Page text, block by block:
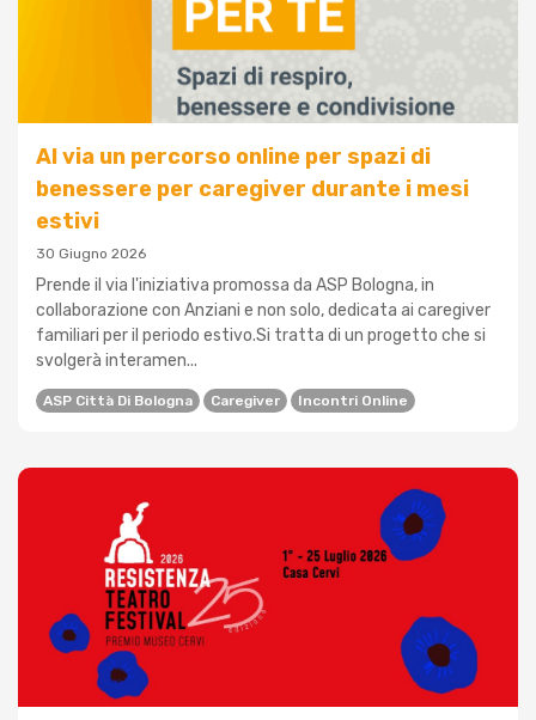
Al via un percorso online per spazi di
benessere per caregiver durante i mesi
estivi
30 Giugno 2026
Prende il via l'iniziativa promossa da ASP Bologna, in
collaborazione con Anziani e non solo, dedicata ai caregiver
familiari per il periodo estivo.Si tratta di un progetto che si
svolgerà interamen...
ASP Città Di Bologna Caregiver Incontri Online